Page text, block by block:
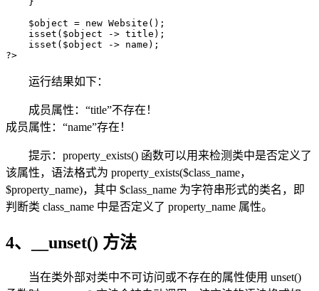
    $object = new Website();
    isset($object -> title);
    isset($object -> name);
?>
运行结果如下：
成员属性：“title”不存在！
成员属性：“name”存在！
提示：property_exists() 函数可以用来检测类中是否定义了
该属性，语法格式为 property_exists($class_name，
$property_name)，其中 $class_name 为字符串形式的类名，即
判断类 class_name 中是否定义了 property_name 属性。
4、__unset() 方法
当在类外部对类中不可访问或不存在的属性使用 unset()